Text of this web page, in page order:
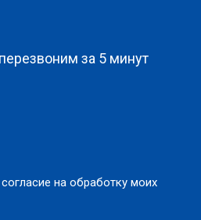
за 5 минут
на обработку моих